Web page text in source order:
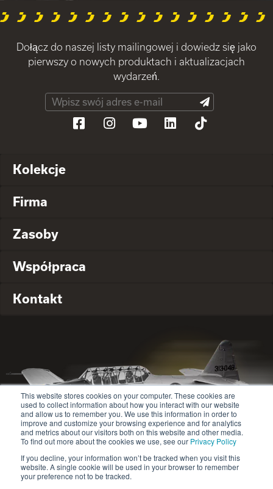
This website stores cookies on your computer. These cookies are
used to collect information about how you interact with our website
and allow us to remember you. We use this information in order to
improve and customize your browsing experience and for analytics
and metrics about our visitors both on this website and other media.
To find out more about the cookies we use, see our Privacy Policy
If you decline, your information won’t be tracked when you visit this
website. A single cookie will be used in your browser to remember
your preference not to be tracked.
Dołącz do naszej listy mailingowej i dowiedz się jako
pierwszy o nowych produktach i aktualizacjach
wydarzeń.
Kolekcje
Firma
Zasoby
Współpraca
Kontakt
© 2020-2024 Safety Jogger All rights reserved
Site map
Polityka prywatności